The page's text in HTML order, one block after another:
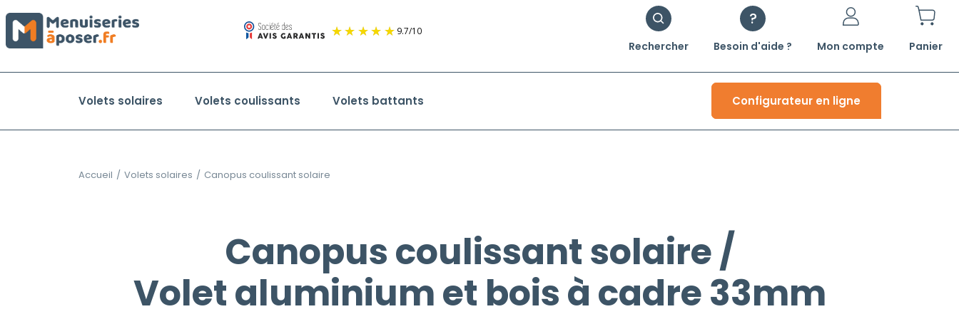
Rechercher Besoin d'aide ? Mon compte Panier
Volets solaires Volets coulissants Volets battants Configurateur en ligne
Accueil / Volets solaires / Canopus coulissant solaire
Canopus coulissant solaire /
Volet aluminium et bois à cadre 33mm